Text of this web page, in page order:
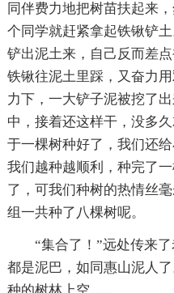
同伴费力地把树苗扶起来
个同学就赶紧拿起铁锹铲
铲出泥土来，自己反而差
铁锹往泥土里踩，又奋力
力下，一大铲子泥被挖了
中，接着还这样干，没多
于一棵树种好了，我们还
我们越种越顺利，种完了
了，可我们种树的热情丝
组一共种了八棵树呢。
“集合了！”远处传来
都是泥巴，如同惠山泥人
种的树林上空……